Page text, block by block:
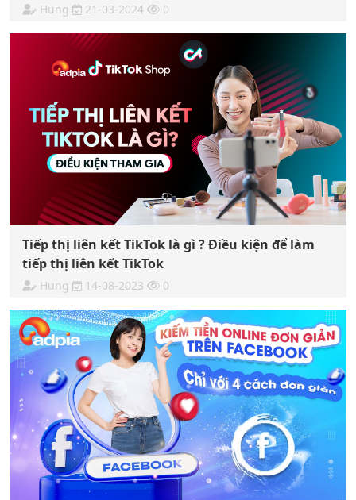
Hung 21-03-2024 0
Tiếp thị liên kết TikTok là gì ? Điều kiện để làm
tiếp thị liên kết TikTok
Hung 14-08-2023 0